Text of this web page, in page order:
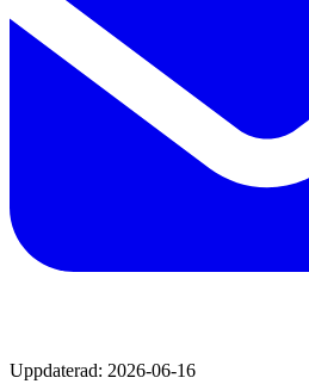
Uppdaterad: 2026-06-16